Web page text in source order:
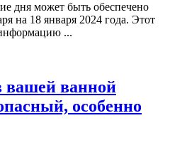
дня может быть обеспечено
на 18 января 2024 года. Этот
...
вашей ванной
особенно